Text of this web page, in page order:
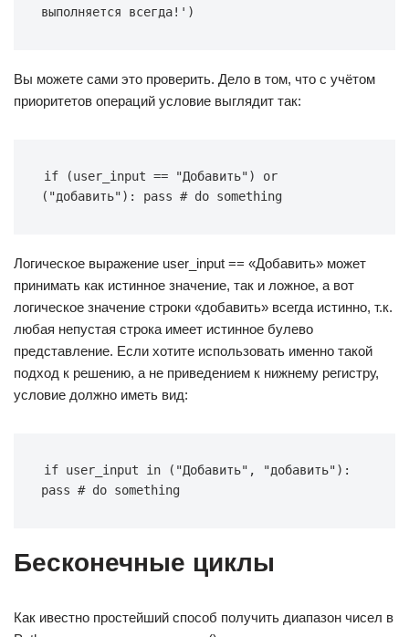
выполняется всегда!')
Вы можете сами это проверить. Дело в том, что с учётом
приоритетов операций условие выглядит так:
if (user_input == "Добавить") or
("добавить"): pass # do something
Логическое выражение user_input == «Добавить» может
принимать как истинное значение, так и ложное, а вот
логическое значение строки «добавить» всегда истинно, т.к.
любая непустая строка имеет истинное булево
представление. Если хотите использовать именно такой
подход к решению, а не приведением к нижнему регистру,
условие должно иметь вид:
if user_input in ("Добавить", "добавить"):
pass # do something
Бесконечные циклы
Как ивестно простейший способ получить диапазон чисел в